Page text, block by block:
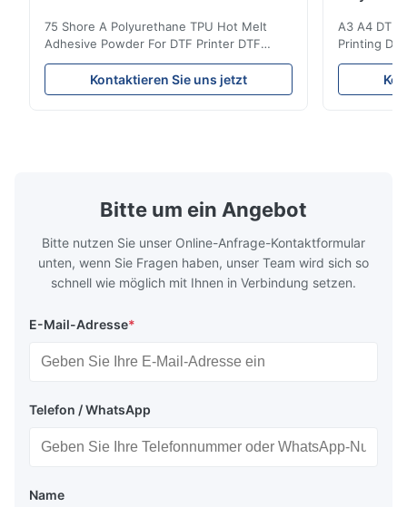
75 Shore A Polyurethane TPU Hot Melt
Adhesive Powder For DTF Printer DTF
Powder Technical Parameters Bonding
Parameters ( reference only) Temperature
110-130℃ Press 0.5-1.5 kg/cm2 Time 8-20
Kontaktieren Sie uns jetzt
A3 A4 DTF
Printing
application
textile
pattern
Bitte um ein Angebot
Bitte nutzen Sie unser Online-Anfrage-Kontaktformular
unten, wenn Sie Fragen haben, unser Team wird sich so
schnell wie möglich mit Ihnen in Verbindung setzen.
E-Mail-Adresse*
Telefon / WhatsApp
Name